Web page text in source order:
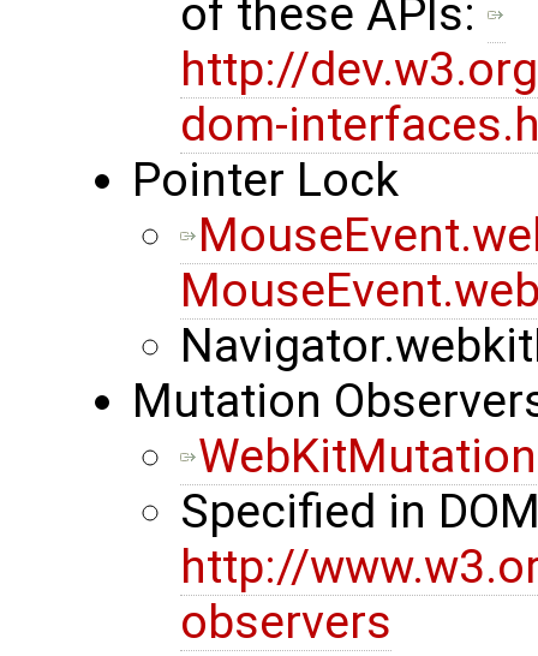
of these APIs:
http://
dom-
Pointer Lock
Mutation
Specified in
http://
observers